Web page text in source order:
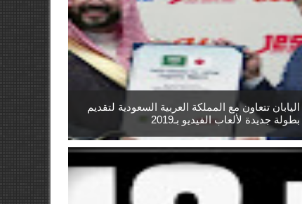
اليابان تتعاون مع المملكة العربية السعودية لتقديم
بطولة جديدة لألعاب الفيديو بـ2019